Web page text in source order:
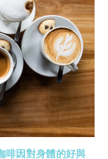
啡因對身體的好與